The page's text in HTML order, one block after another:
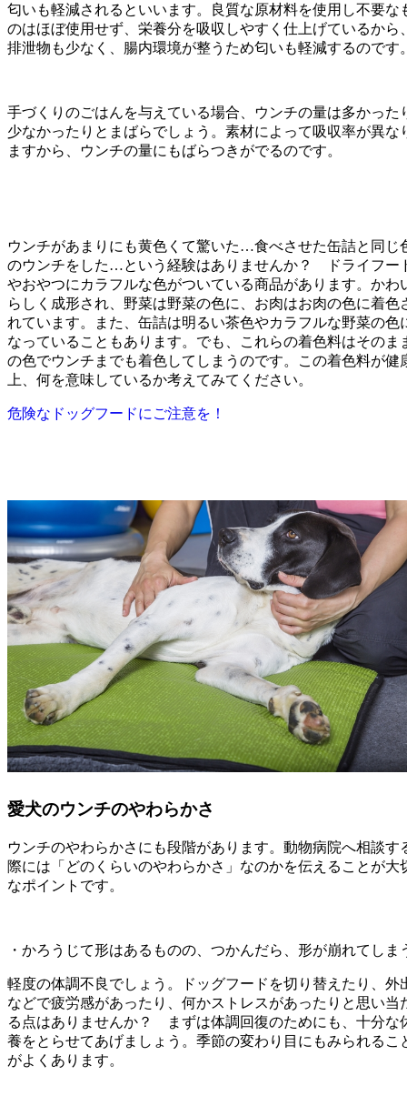
匂いも軽減されるといいます。良質な原材料を使用し不要な
のはほぼ使用せず、栄養分を吸収しやすく仕上げているから
排泄物も少なく、腸内環境が整うため匂いも軽減するのです
手づくりのごはんを与えている場合、ウンチの量は多かった
少なかったりとまばらでしょう。素材によって吸収率が異な
ますから、ウンチの量にもばらつきがでるのです。
ウンチがあまりにも黄色くて驚いた…食べさせた缶詰と同じ
のウンチをした…という経験はありませんか？ ドライフー
やおやつにカラフルな色がついている商品があります。かわ
らしく成形され、野菜は野菜の色に、お肉はお肉の色に着色
れています。また、缶詰は明るい茶色やカラフルな野菜の色
なっていることもあります。でも、これらの着色料はそのま
の色でウンチまでも着色してしまうのです。この着色料が健
上、何を意味しているか考えてみてください。
危険なドッグフードにご注意を！
愛犬のウンチのやわらかさ
ウンチのやわらかさにも段階があります。動物病院へ相談す
際には「どのくらいのやわらかさ」なのかを伝えることが大
なポイントです。
・かろうじて形はあるものの、つかんだら、形が崩れてしま
軽度の体調不良でしょう。ドッグフードを切り替えたり、外
などで疲労感があったり、何かストレスがあったりと思い当
る点はありませんか？ まずは体調回復のためにも、十分な
養をとらせてあげましょう。季節の変わり目にもみられるこ
がよくあります。